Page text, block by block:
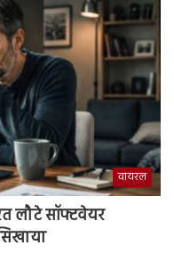
वायरल
लौटे सॉफ्टवेयर